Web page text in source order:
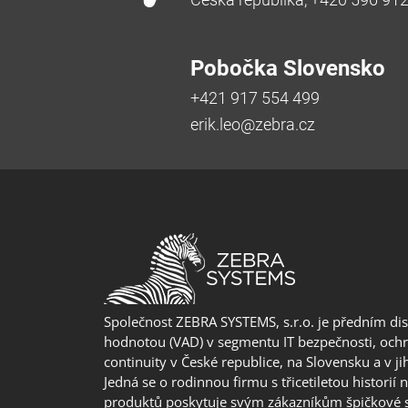
Pobočka Slovensko
+421 917 554 499
erik.leo@zebra.cz
Společnost ZEBRA SYSTEMS, s.r.o. je předním
hodnotou (VAD) v segmentu IT bezpečnosti,
continuity v České republice, na Slovensku a v
Jedná se o rodinnou firmu s třicetiletou historií
produktů poskytuje svým zákazníkům špičkové